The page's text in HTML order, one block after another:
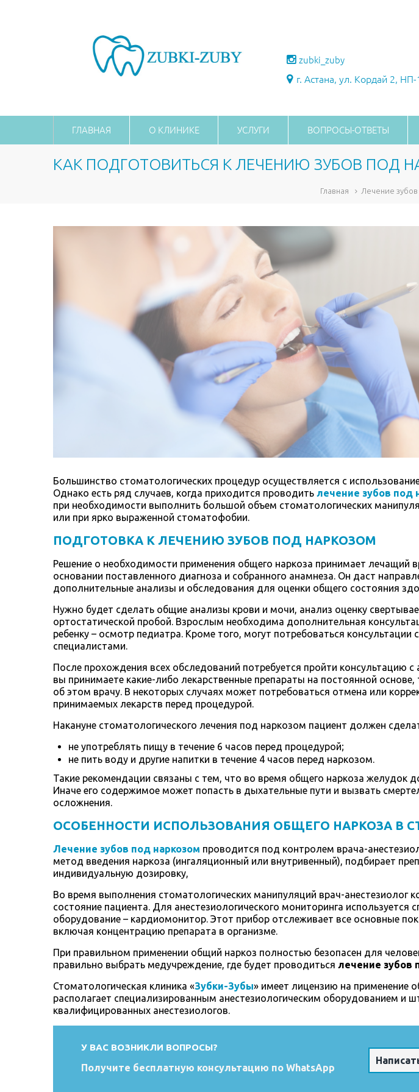
zubki_zuby
г. Астана, ул. Кордай 2, НП-
ГЛАВНАЯ О КЛИНИКЕ УСЛУГИ ВОПРОСЫ-ОТВЕТЫ
КАК ПОДГОТОВИТЬСЯ К ЛЕЧЕНИЮ ЗУБОВ ПОД
Главная Лечение
Большинство стоматологических процедур осуществляется с
Однако есть ряд случаев, когда приходится проводить лечение зубов под
при необходимости выполнить большой объем стоматологических
или при ярко выраженной стоматофобии.
ПОДГОТОВКА К ЛЕЧЕНИЮ ЗУБОВ ПОД НАРКОЗОМ
Решение о необходимости применения общего наркоза принимает лечащий
основании поставленного диагноза и собранного анамнеза. Он даст
дополнительные анализы и обследования для оценки общего состояния
Нужно будет сделать общие анализы крови и мочи, анализ оценку
ортостатической пробой. Взрослым необходима дополнительная
ребенку – осмотр педиатра. Кроме того, могут потребоваться консультации
специалистами.
После прохождения всех обследований потребуется пройти консультацию с
вы принимаете какие-либо лекарственные препараты на постоянной
об этом врачу. В некоторых случаях может потребоваться отмена или
принимаемых лекарств перед процедурой.
Накануне стоматологического лечения под наркозом пациент должен
не употреблять пищу в течение 6 часов перед процедурой;
не пить воду и другие напитки в течение 4 часов перед наркозом.
Такие рекомендации связаны с тем, что во время общего наркоза желудок
Иначе его содержимое может попасть в дыхательные пути и вызвать
осложнения.
ОСОБЕННОСТИ ИСПОЛЬЗОВАНИЯ ОБЩЕГО НАРКОЗА В
Лечение зубов под наркозом проводится под контролем врача-
метод введения наркоза (ингаляционный или внутривенный), подбирает
индивидуальную дозировку,
Во время выполнения стоматологических манипуляций врач-анестезиолог
состояние пациента. Для анестезиологического мониторинга используется
оборудование – кардиомонитор. Этот прибор отслеживает все основные
включая концентрацию препарата в организме.
При правильном применении общий наркоз полностью безопасен для
правильно выбрать медучреждение, где будет проводиться лечение зубов
Стоматологическая клиника «Зубки-Зубы» имеет лицензию на применение
располагает специализированным анестезиологическим оборудованием и
квалифицированных анестезиологов.
У ВАС ВОЗНИКЛИ ВОПРОСЫ?
Получите бесплатную консультацию по WhatsApp